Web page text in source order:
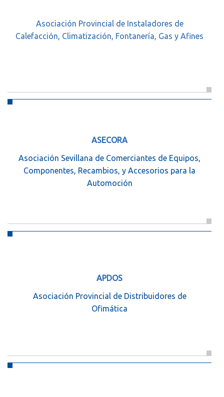
Asociación Provincial de Instaladores de
Calefacción, Climatización, Fontanería, Gas y Afines
ASECORA
Asociación Sevillana de Comerciantes de Equipos,
Componentes, Recambios, y Accesorios para la
Automoción
APDOS
Asociación Provincial de Distribuidores de
Ofimática